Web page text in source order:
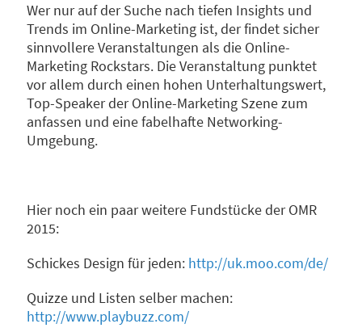
Wer nur auf der Suche nach tiefen Insights und
Trends im Online-Marketing ist, der findet sicher
sinnvollere Veranstaltungen als die Online-
Marketing Rockstars. Die Veranstaltung punktet
vor allem durch einen hohen Unterhaltungswert,
Top-Speaker der Online-Marketing Szene zum
anfassen und eine fabelhafte Networking-
Umgebung.
Hier noch ein paar weitere Fundstücke der OMR
2015:
Schickes Design für jeden: http://uk.moo.com/de/
Quizze und Listen selber machen:
http://www.playbuzz.com/